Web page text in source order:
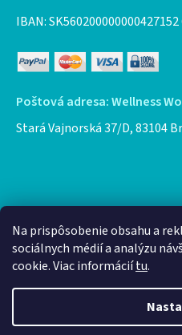
Na prispôsobenie obsahu a
sociálnych médií a analýzu
cookie. Viac informáciítu.
IBAN: SK560200000000427152
Poštová adresa: Wellness
Stará Vajnorská 37/D, 83104